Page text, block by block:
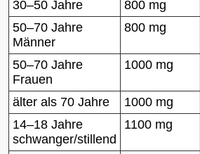
30–50 Jahre
800 mg
50–70 Jahre
Männer
800 mg
50–70 Jahre
Frauen
1000 mg
älter als 70 Jahre 1000 mg
14–18 Jahre
schwanger/stillend
1100 mg